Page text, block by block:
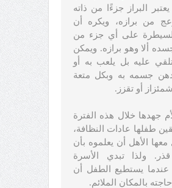
البراز جزءًا من ذاته
من برازه، ويكره أن
على أي جزء من
ألا وهو برازه. ويمكن
عليه بل يلعب به أو
جسمه به وبكل متعة
أو تقزز.
جهدها خلال هذه الفترة
طفلها عادات النظافة،
معها الأهل أن يعلموه بأن
قذر. ولذا تبدي الأسرة
عندما يستطيع الطفل أن
بالمكان الملائم.